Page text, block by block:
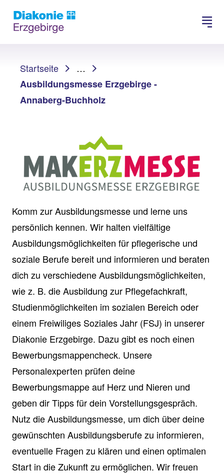
Suchen
Startseite
…
Ausbildungsmesse Erzgebirge -
Annaberg-Buchholz
Komm zur Ausbildungsmesse und lerne uns
persönlich kennen. Wir halten vielfältige
Ausbildungsmöglichkeiten für pflegerische und
soziale Berufe bereit und informieren und beraten
dich zu verschiedene Ausbildungsmöglichkeiten,
wie z. B. die Ausbildung zur Pflegefachkraft,
Studienmöglichkeiten im sozialen Bereich oder
einem Freiwiliges Soziales Jahr (FSJ) in unserer
Diakonie Erzgebirge. Dazu gibt es noch einen
Bewerbungsmappencheck. Unsere
Personalexperten prüfen deine
Bewerbungsmappe auf Herz und Nieren und
geben dir Tipps für dein Vorstellungsgespräch.
Nutz die Ausbildungsmesse, um dich über deine
gewünschten Ausbildungsberufe zu informieren,
eventuelle Fragen zu klären und einen optimalen
Start in die Zukunft zu ermöglichen. Wir freuen